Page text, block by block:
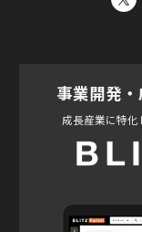
事業開発
成長産業に特